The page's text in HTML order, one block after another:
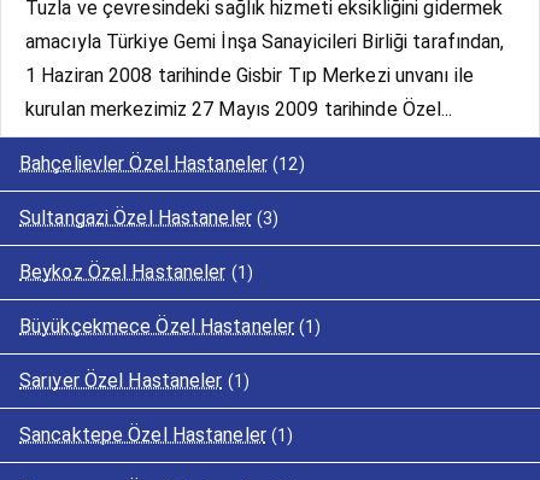
Tuzla ve çevresindeki sağlık hizmeti eksikliğini gidermek
amacıyla Türkiye Gemi İnşa Sanayicileri Birliği tarafından,
1 Haziran 2008 tarihinde Gisbir Tıp Merkezi unvanı ile
kurulan merkezimiz 27 Mayıs 2009 tarihinde Özel...
Bahçelievler Özel Hastaneler (12)
Sultangazi Özel Hastaneler (3)
Beykoz Özel Hastaneler (1)
Büyükçekmece Özel Hastaneler (1)
Sarıyer Özel Hastaneler (1)
Sancaktepe Özel Hastaneler (1)